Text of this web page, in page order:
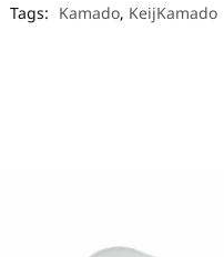
Tags: Kamado, KeijKamado